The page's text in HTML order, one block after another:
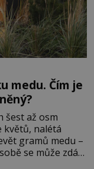
medu. Čím je
šest až osm
květů, nalétá
gramů medu –
se může zdát